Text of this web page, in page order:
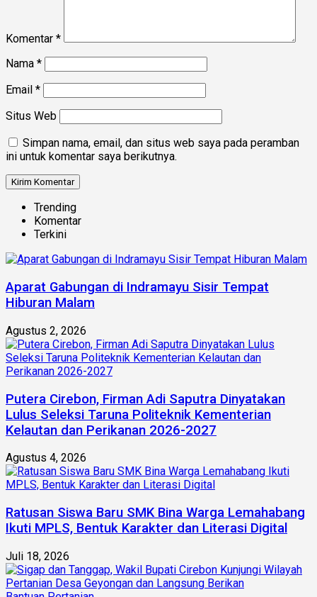
Komentar *
Nama *
Email *
Situs Web
Simpan nama, email, dan situs web saya pada peramban
ini untuk komentar saya berikutnya.
Trending
Komentar
Terkini
Aparat Gabungan di Indramayu Sisir Tempat
Hiburan Malam
Agustus 2, 2026
Putera Cirebon, Firman Adi Saputra Dinyatakan
Lulus Seleksi Taruna Politeknik Kementerian
Kelautan dan Perikanan 2026-2027
Agustus 4, 2026
Ratusan Siswa Baru SMK Bina Warga Lemahabang
Ikuti MPLS, Bentuk Karakter dan Literasi Digital
Juli 18, 2026